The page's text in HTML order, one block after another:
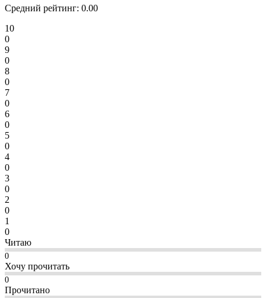
Средний рейтинг: 0.00
10
0
9
0
8
0
7
0
6
0
5
0
4
0
3
0
2
0
1
0
Читаю
0
Хочу прочитать
0
Прочитано